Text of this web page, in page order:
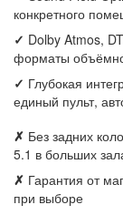
конкретного
✓ Dolby Atmos,
форматы
✓ Глубокая
единый пульт,
✗ Без задних
5.1 в больших
✗ Гарантия от
при выборе